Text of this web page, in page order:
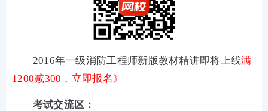
2016年一级消防工程师新版教材精讲即将上线满
1200减300，立即报名》
考试交流区：